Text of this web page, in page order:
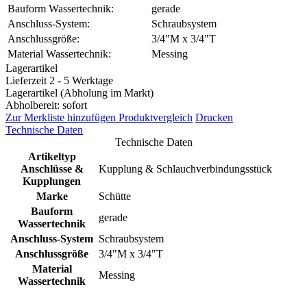
Bauform Wassertechnik:
gerade
Anschluss-System:
Schraubsystem
Anschlussgröße:
3/4"M x 3/4"T
Material Wassertechnik:
Messing
Lagerartikel
Lieferzeit 2 - 5 Werktage
Lagerartikel (Abholung im Markt)
Abholbereit: sofort
Zur Merkliste hinzufügen Produktvergleich Drucken
Technische Daten
Technische Daten
Artikeltyp
Anschlüsse &
Kupplungen
Kupplung & Schlauchverbindungsstück
Marke
Schütte
Bauform
Wassertechnik
gerade
Anschluss-System Schraubsystem
Anschlussgröße
3/4"M x 3/4"T
Material
Wassertechnik
Messing